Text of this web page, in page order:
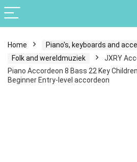
Home
Piano's, keyboards and
Folk and wereldmuziek
JXRY
Piano Accordeon 8 Bass 22 Key
Beginner Entry-level accordeon